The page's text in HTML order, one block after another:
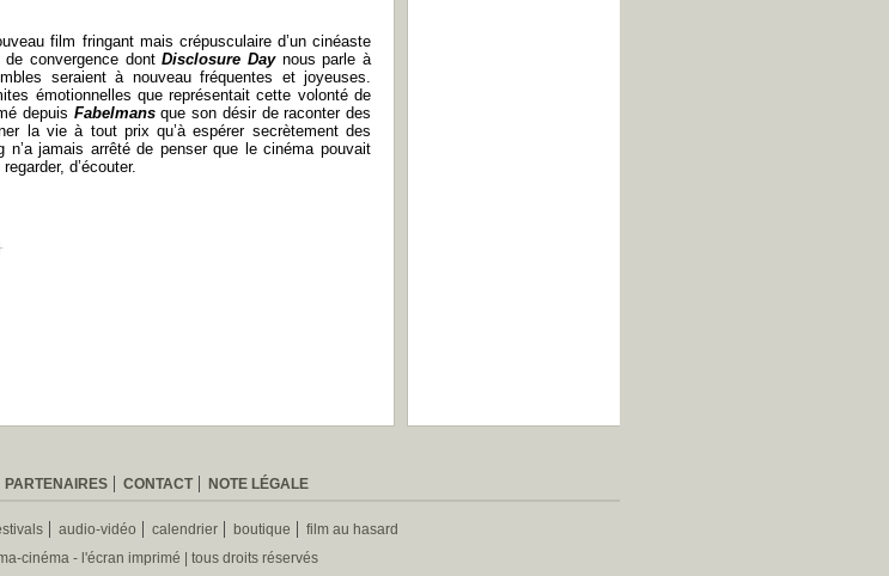
film fringant mais crépusculaire d’un cinéaste
de convergence dontDisclosure Day nous parle à
seraient à nouveau fréquentes et joyeuses.
émotionnelles que représentait cette volonté de
depuis Fabelmansque son désir de raconter des
la vie à tout prix qu’à espérer secrètement des
n’a jamais arrêté de penser que le cinéma pouvait
d’écouter.
PARTENAIRES CONTACT NOTE LÉGALE
audio-vidéo calendrier boutique
film au hasard
cinéma - l'écran imprimé | tous droits réservés